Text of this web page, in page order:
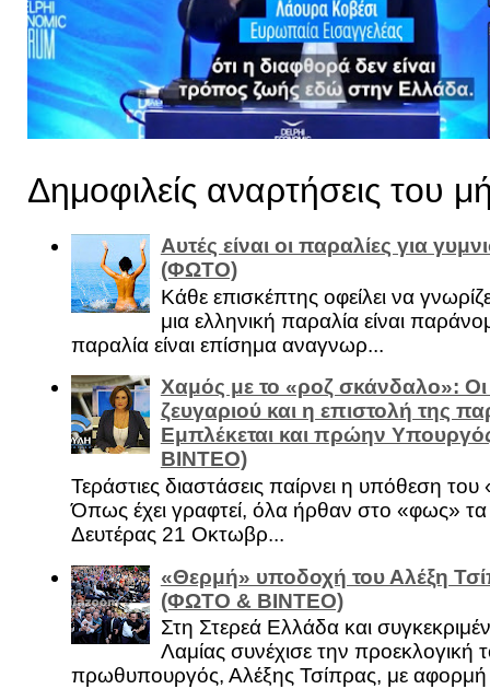
Δημοφιλείς αναρτήσεις του
Αυτές είναι οι παραλίες για
(ΦΩΤΟ)
Κάθε επισκέπτης οφείλει να
μια ελληνική παραλία είναι
παραλία είναι επίσημα αναγνωρ...
Χαμός με το «ροζ σκάνδαλο»: Οι
ζευγαριού και η επιστολή της
Εμπλέκεται και πρώην
ΒΙΝΤΕΟ)
Τεράστιες διαστάσεις παίρνει η υπόθεση
Όπως έχει γραφτεί, όλα ήρθαν στο «φως»
Δευτέρας 21 Οκτωβρ...
«Θερμή» υποδοχή του Αλέξη
(ΦΩΤΟ & ΒΙΝΤΕΟ)
Στη Στερεά Ελλάδα και
Λαμίας συνέχισε την προεκλογική
πρωθυπουργός, Αλέξης Τσίπρας, με αφορμή